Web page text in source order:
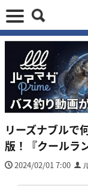
リーズナブルで
版！『クールラ
2024/02/01 7:00